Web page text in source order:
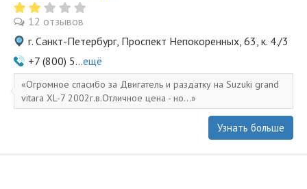
12 отзывов
г. Санкт-Петербург, Проспект Непокоренных, 63, к. 4./3
+7 (800) 5...ещё
Огромное спасибо за Двигатель и раздатку на Suzuki grand
vitara XL-7 2002г.в.Отличное цена - но...
Узнать больше